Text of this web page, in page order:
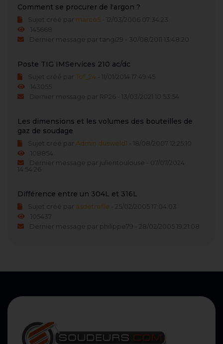
Comment se procurer de l'argon ?
Sujet créé par marco5 - 12/03/2006 07:34:23
145668
Dernier message par tangi29 - 30/08/2011 13:48:20
Poste TIG IMServices 210 ac/dc
Sujet créé par Tof_24 - 11/01/2014 17:49:45
143055
Dernier message par RP26 - 13/03/2021 10:53:54
Les dimensions et les volumes des bouteilles de
gaz de soudage
Sujet créé par Admin dusweld1 - 18/08/2007 12:25:10
108854
Dernier message par julientoulouse - 07/07/2024
14:54:26
Différence entre un 304L et 316L
Sujet créé par asdetrefle - 25/02/2005 17:04:03
105437
Dernier message par philippe79 - 28/02/2005 19:21:08